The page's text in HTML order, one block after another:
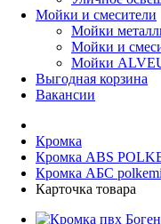
Мойки и смесители
Мойки
Мойки и
Мойки
Выгодная корзина
Вакансии
Кромка
Кромка ABS
Кромка АБС
Карточка товара